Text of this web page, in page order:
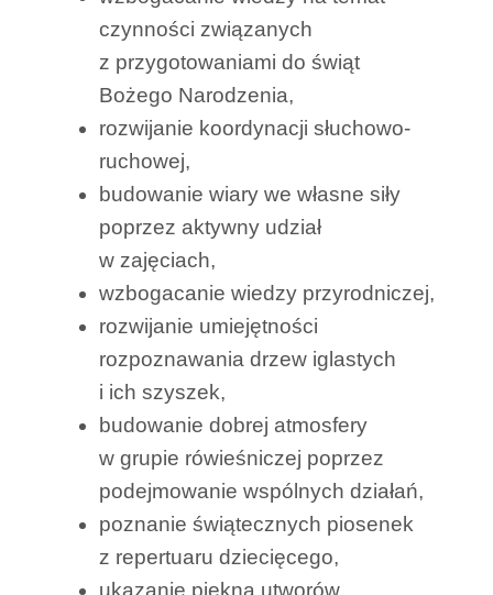
czynności związanych
z przygotowaniami do świąt
Bożego Narodzenia,
rozwijanie koordynacji słuchowo-
ruchowej,
budowanie wiary we własne siły
poprzez aktywny udział
w zajęciach,
wzbogacanie wiedzy przyrodniczej,
rozwijanie umiejętności
rozpoznawania drzew iglastych
i ich szyszek,
budowanie dobrej atmosfery
w grupie rówieśniczej poprzez
podejmowanie wspólnych działań,
poznanie świątecznych piosenek
z repertuaru dziecięcego,
ukazanie piękna utworów